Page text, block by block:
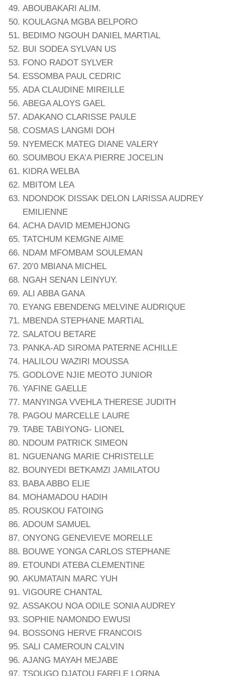
ABOUBAKARI ALIM.
KOULAGNA MGBA BELPORO
BEDIMO NGOUH DANIEL MARTIAL
BUI SODEA SYLVAN US
FONO RADOT SYLVER
ESSOMBA PAUL CEDRIC
ADA CLAUDINE MIREILLE
ABEGA ALOYS GAEL
ADAKANO CLARISSE PAULE
COSMAS LANGMI DOH
NYEMECK MATEG DIANE VALERY
SOUMBOU EKA’A PIERRE JOCELIN
KIDRA WELBA
MBITOM LEA
NDONDOK DISSAK DELON LARISSA AUDREY
EMILIENNE
ACHA DAVID MEMEHJONG
TATCHUM KEMGNE AIME
NDAM MFOMBAM SOULEMAN
20’0 MBIANA MICHEL
NGAH SENAN LEINYUY.
ALI ABBA GANA
EYANG EBENDENG MELVINE AUDRIQUE
MBENDA STEPHANE MARTIAL
SALATOU BETARE
PANKA-AD SIROMA PATERNE ACHILLE
HALILOU WAZIRI MOUSSA
GODLOVE NJIE MEOTO JUNIOR
YAFINE GAELLE
MANYINGA VVEHLA THERESE JUDITH
PAGOU MARCELLE LAURE
TABE TABIYONG- LIONEL
NDOUM PATRICK SIMEON
NGUENANG MARIE CHRISTELLE
BOUNYEDI BETKAMZI JAMILATOU
BABA ABBO ELIE
MOHAMADOU HADIH
ROUSKOU FATOING
ADOUM SAMUEL
ONYONG GENEVIEVE MORELLE
BOUWE YONGA CARLOS STEPHANE
ETOUNDI ATEBA CLEMENTINE
AKUMATAIN MARC YUH
VIGOURE CHANTAL
ASSAKOU NOA ODILE SONIA AUDREY
SOPHIE NAMONDO EWUSI
BOSSONG HERVE FRANCOIS
SALI CAMEROUN CALVIN
AJANG MAYAH MEJABE
TSOUGO DJATOU FARELE LORNA